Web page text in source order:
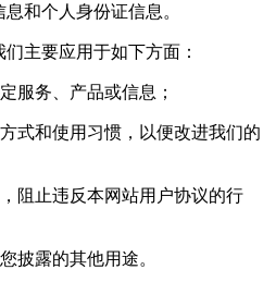
和个人身份证信息。
主要应用于如下方面：
服务、产品或信息；
式和使用习惯，以便改进我们的
阻止违反本网站用户协议的行
披露的其他用途。